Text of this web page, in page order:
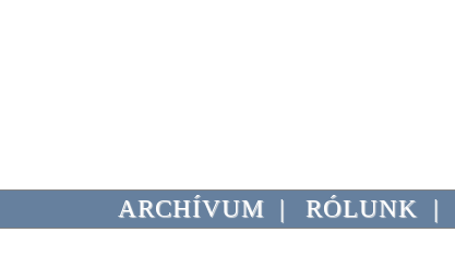
ARCHÍVUM | RÓLUNK |